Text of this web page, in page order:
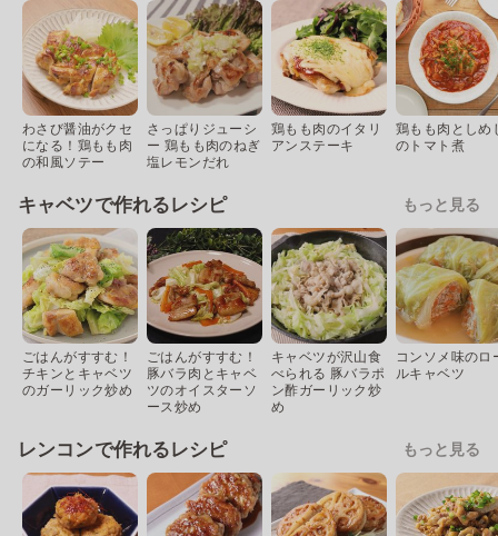
わさび醤油がクセ
になる！鶏もも肉
の和風ソテー
さっぱりジューシ
ー 鶏もも肉のねぎ
塩レモンだれ
鶏もも肉のイタリ
アンステーキ
鶏もも肉としめ
のトマト煮
キャベツで作れるレシピ もっと見る
ごはんがすすむ！
チキンとキャベツ
のガーリック炒め
ごはんがすすむ！
豚バラ肉とキャベ
ツのオイスターソ
ース炒め
キャベツが沢山食
べられる 豚バラポ
ン酢ガーリック炒
め
コンソメ味のロ
ルキャベツ
レンコンで作れるレシピ もっと見る